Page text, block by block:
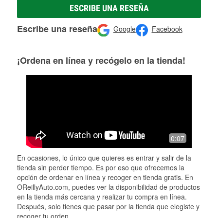
ESCRIBE UNA RESEÑA
Escribe una reseña Google Facebook
¡Ordena en línea y recógelo en la tienda!
0:07
En ocasiones, lo único que quieres es entrar y salir de la
tienda sin perder tiempo. Es por eso que ofrecemos la
opción de ordenar en línea y recoger en tienda gratis. En
OReillyAuto.com, puedes ver la disponibilidad de productos
en la tienda más cercana y realizar tu compra en línea.
Después, solo tienes que pasar por la tienda que elegiste y
recoger tu orden.